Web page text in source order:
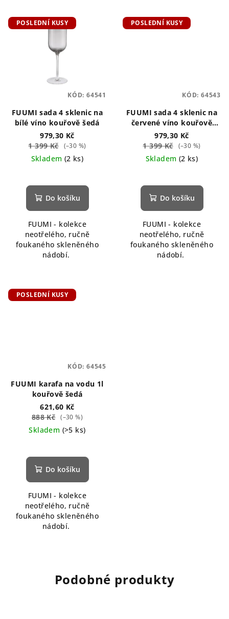
POSLEDNÍ KUSY
FUUMI sada 4 sklenic na
bílé víno kouřově šedá
979,30 Kč
1 399 Kč
(–30 %)
Skladem (2 ks)
Do košíku
FUUMI - kolekce
neotřelého, ručně
foukaného skleněného
nádobí.
KÓD: 64541
POSLEDNÍ KUSY
FUUMI sada 4 sklenic na
červené víno kouřově
šedá
979,30 Kč
1 399 Kč
(–30 %)
Skladem (2 ks)
Do košíku
FUUMI - kolekce
neotřelého, ručně
foukaného skleněného
nádobí.
KÓD: 64543
POSLEDNÍ KUSY
FUUMI karafa na vodu 1l
kouřově šedá
621,60 Kč
888 Kč (–30 %)
Skladem (>5 ks)
Do košíku
FUUMI - kolekce
neotřelého, ručně
foukaného skleněného
nádobí.
KÓD: 64545
Podobné produkty